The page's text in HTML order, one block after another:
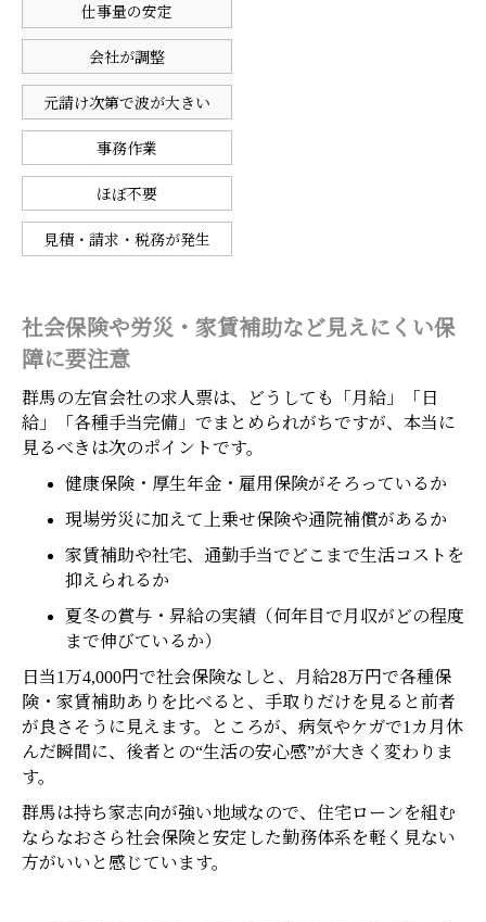
仕事量の安定
会社が調整
元請け次第で波が大きい
事務作業
ほぼ不要
見積・請求・税務が発生
社会保険や労災・家賃補助など見えにくい保
障に要注意
群馬の左官会社の求人票は、どうしても「月給」「日
給」「各種手当完備」でまとめられがちですが、本当に
見るべきは次のポイントです。
健康保険・厚生年金・雇用保険がそろっているか
現場労災に加えて上乗せ保険や通院補償があるか
家賃補助や社宅、通勤手当でどこまで生活コストを
抑えられるか
夏冬の賞与・昇給の実績（何年目で月収がどの程度
まで伸びているか）
日当1万4,000円で社会保険なしと、月給28万円で各種保
険・家賃補助ありを比べると、手取りだけを見ると前者
が良さそうに見えます。ところが、病気やケガで1カ月休
んだ瞬間に、後者との“生活の安心感”が大きく変わりま
す。
群馬は持ち家志向が強い地域なので、住宅ローンを組む
ならなおさら社会保険と安定した勤務体系を軽く見ない
方がいいと感じています。